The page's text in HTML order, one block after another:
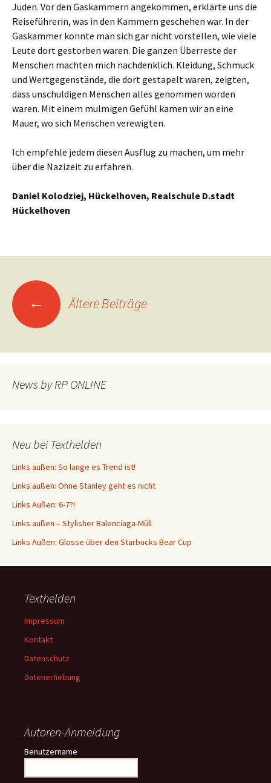
Juden. Vor den Gaskammern angekommen, erklärte uns die
Reiseführerin, was in den Kammern geschehen war. In der
Gaskammer konnte man sich gar nicht vorstellen, wie viele
Leute dort gestorben waren. Die ganzen Überreste der
Menschen machten mich nachdenklich. Kleidung, Schmuck
und Wertgegenstände, die dort gestapelt waren, zeigten,
dass unschuldigen Menschen alles genommen worden
waren. Mit einem mulmigen Gefühl kamen wir an eine
Mauer, wo sich Menschen verewigten.
Ich empfehle jedem diesen Ausflug zu machen, um mehr
über die Nazizeit zu erfahren.
Daniel Kolodziej, Hückelhoven, Realschule D.stadt
Hückelhoven
Beitragsnavigation
← Ältere Beiträge
News by RP ONLINE
Neu bei Texthelden
Links außen: So lange es Trend ist!
Links außen: Ohne Stanley geht es nicht
Links Außen: 6-7?!
Links außen – Stylisher Balenciaga-Müll
Links Außen: Glosse über den Starbucks Bear Cup
Texthelden
Impressum
Kontakt
Datenschutz
Datenerhebung
Autoren-Anmeldung
Benutzername